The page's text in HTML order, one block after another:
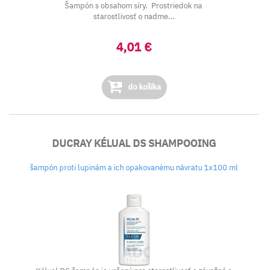
Šampón s obsahom síry. Prostriedok na
starostlivosť o nadme...
4,01 €
do košíka
DUCRAY KÉLUAL DS SHAMPOOING
šampón proti lupinám a ich opakovanému návratu 1x100 ml